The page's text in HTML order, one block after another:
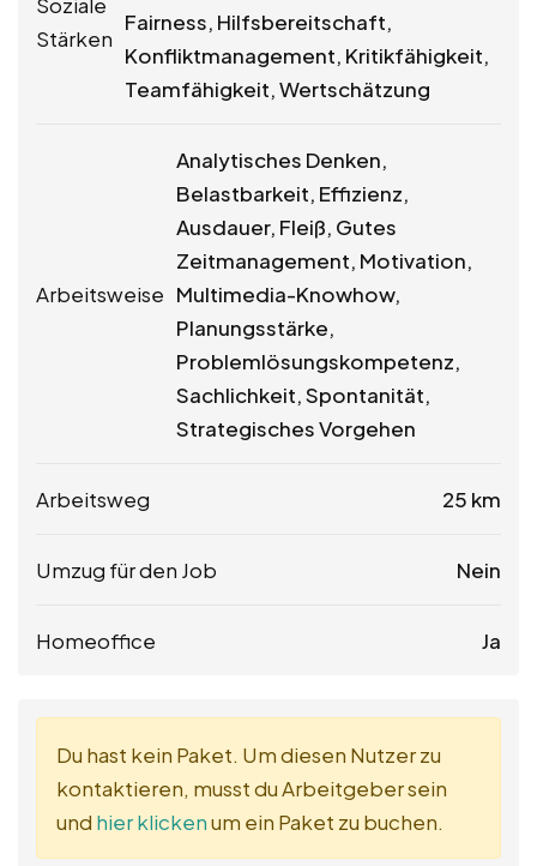
Stärken
Fairness, Hilfsbereitschaft,
Konfliktmanagement, Kritikfähigkeit,
Teamfähigkeit, Wertschätzung
Arbeitsweise
Analytisches Denken,
Belastbarkeit, Effizienz,
Ausdauer, Fleiß, Gutes
Zeitmanagement, Motivation,
Multimedia-Knowhow,
Planungsstärke,
Problemlösungskompetenz,
Sachlichkeit, Spontanität,
Strategisches Vorgehen
Arbeitsweg 25 km
Umzug für den Job Nein
Homeoffice Ja
Du hast kein Paket. Um diesen Nutzer zu
kontaktieren, musst du Arbeitgeber sein
und hier klickenum ein Paket zu buchen.